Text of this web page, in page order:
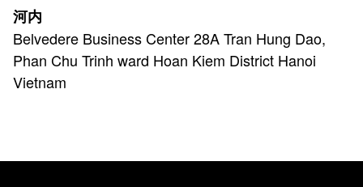
河内
Belvedere Business Center 28A Tran Hung Dao,
Phan Chu Trinh ward Hoan Kiem District Hanoi
Vietnam